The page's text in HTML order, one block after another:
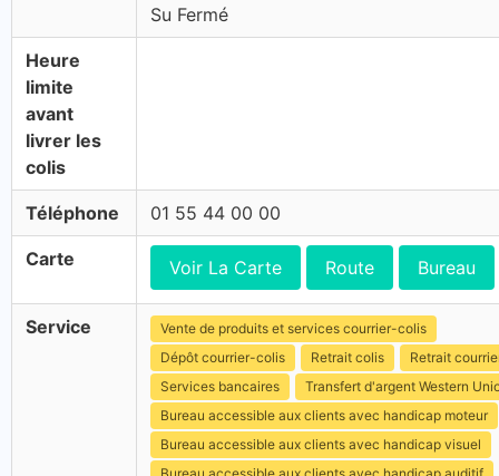
Su Fermé
Heure
limite
avant
livrer les
colis
Téléphone 01 55 44 00 00
Carte Voir La Carte Route Bureau
Service
Vente de produits et services courrier-colis
Dépôt courrier-colis
Retrait colis
Retrait
Services bancaires
Transfert d'argent Western
Bureau accessible aux clients avec handicap moteur
Bureau accessible aux clients avec handicap visuel